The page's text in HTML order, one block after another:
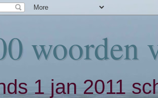
woorden
1 jan 2011